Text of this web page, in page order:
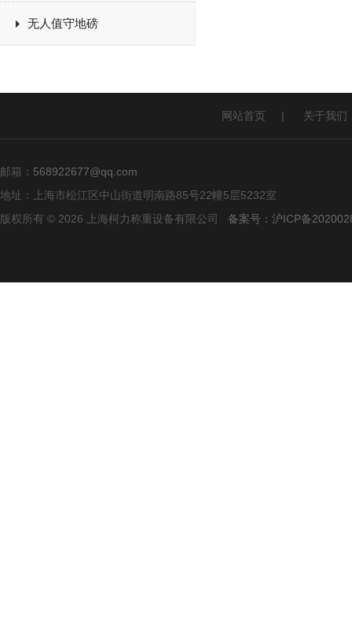
无人值守地磅
网站首页 | 关于我们
邮箱： 568922677@qq.com
地址：上海市松江区中山街道明南路85号22幢5层5232室
版权所有 © 2026 上海柯力称重设备有限公司 备案号：沪ICP备